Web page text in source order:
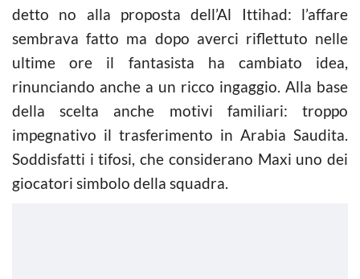
detto no alla proposta dell’Al Ittihad: l’affare
sembrava fatto ma dopo averci riflettuto nelle
ultime ore il fantasista ha cambiato idea,
rinunciando anche a un ricco ingaggio. Alla base
della scelta anche motivi familiari: troppo
impegnativo il trasferimento in Arabia Saudita.
Soddisfatti i tifosi, che considerano Maxi uno dei
giocatori simbolo della squadra.